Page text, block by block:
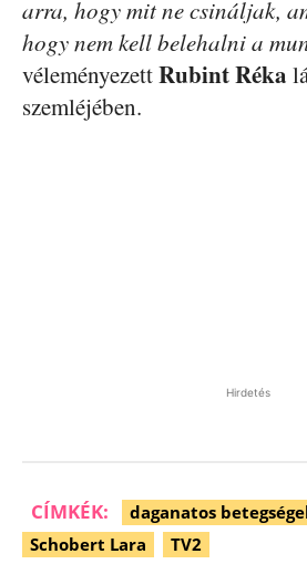
arra, hogy mit ne csináljak,
hogy nem kell belehalni a
véleményezettRubint Réka
szemléjében.
Hirdetés
CÍMKÉK: daganatos
Schobert Lara
TV2